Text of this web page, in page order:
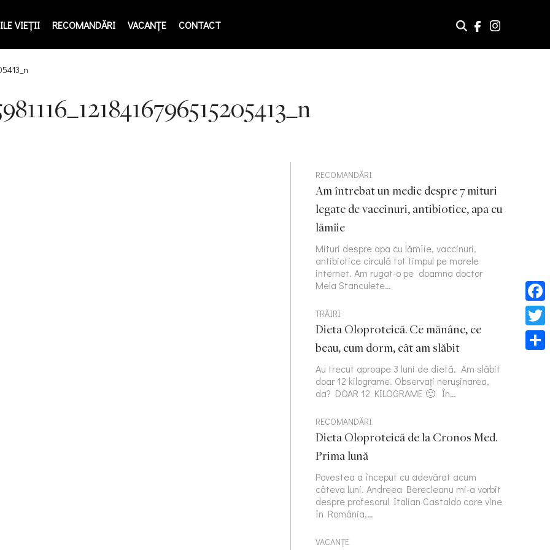
VIEŢII RECOMANDĂRI VACANȚE CONTACT
RECOMANDĂRI
Am întrebat un medic despre 7 mituri
legate de vaccinuri, antibiotice, apa cu
lămîie
Mituri despre apa cu lămîie, vaccinuri,
antibiotice circulă tot timpul pe marele
internet. Am rugat-o pe doamna doctor
Mela Stanculete…
TRĂIRI
Dieta Oloproteică. Ce mănânc, ce
beau, cum dorm, cât am slăbit
Au trecut aproape 3 luni de dietă. Am slăbit
doar 12 kilograme. Observați nerușinarea,
da? DOAR 12 KILOGRAME 🙂 În…
RECOMANDĂRI
Dieta Oloproteică de la Cronos Med.
Prima lună
Povestea a început cu adevărat acum
câteva luni. Andreea Berecleanu mi-a vorbit
despre profesorul Italian Castaldo care vine
în România,…
VACANȚE